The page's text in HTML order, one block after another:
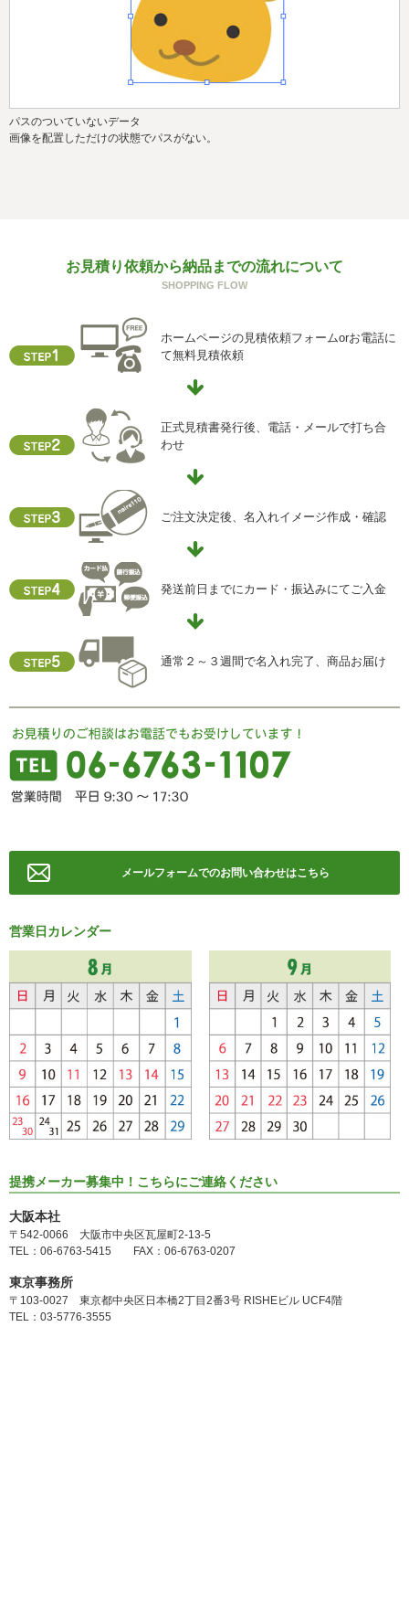
パスのついていないデータ
画像を配置しただけの状態でパスがない。
お見積り依頼から納品までの流れについて
SHOPPING FLOW
ホームページの見積依頼フォームorお電話に
て無料見積依頼
正式見積書発行後、電話・メールで打ち合
わせ
ご注文決定後、名入れイメージ作成・確認
発送前日までにカード・振込みにてご入金
通常２～３週間で名入れ完了、商品お届け
メールフォームでのお問い合わせはこちら
営業日カレンダー
提携メーカー募集中！こちらにご連絡ください
大阪本社
〒542-0066 大阪市中央区瓦屋町2-13-5
TEL：06-6763-5415 FAX：06-6763-0207
東京事務所
〒103-0027 東京都中央区日本橋2丁目2番3号 RISHEビル UCF4階
TEL：03-5776-3555